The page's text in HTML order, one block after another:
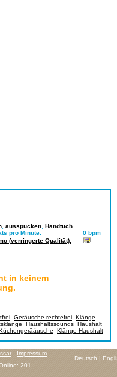
ausspucken Handtuch
pro Minute:
0 bpm
(verringerte Qualität):
in keinem
Geräusche rechtefrei Klänge
Haushaltssounds Haushalt
Klänge Haushalt
Deutsch |
Impressum
201